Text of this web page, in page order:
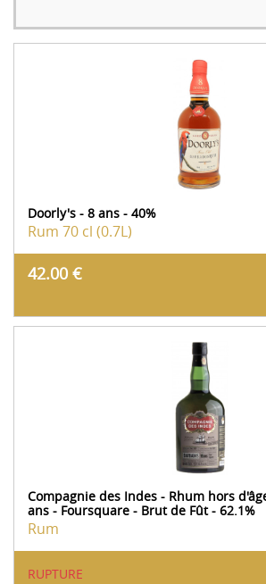
Doorly's - 8 ans - 40%
Rum 70 cl (0.7L)
42.00 €
Compagnie des Indes - Rhum hors
ans - Foursquare - Brut de Fût - 62.1%
Rum
RUPTURE